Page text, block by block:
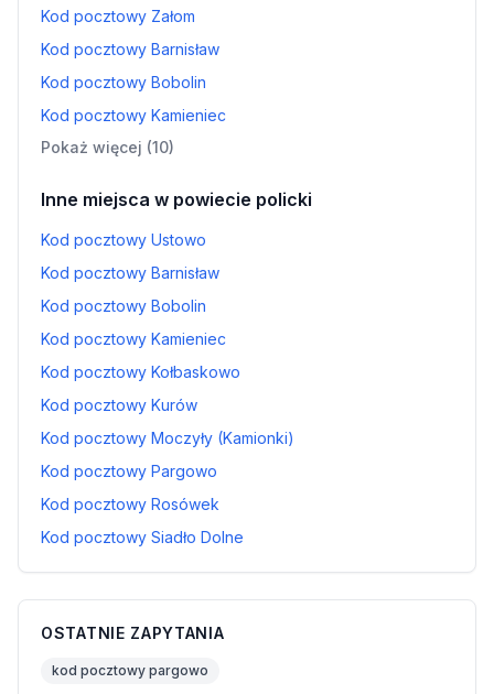
Kod pocztowy Załom
Kod pocztowy Barnisław
Kod pocztowy Bobolin
Kod pocztowy Kamieniec
Pokaż więcej (10)
Inne miejsca w powiecie policki
Kod pocztowy Ustowo
Kod pocztowy Barnisław
Kod pocztowy Bobolin
Kod pocztowy Kamieniec
Kod pocztowy Kołbaskowo
Kod pocztowy Kurów
Kod pocztowy Moczyły (Kamionki)
Kod pocztowy Pargowo
Kod pocztowy Rosówek
Kod pocztowy Siadło Dolne
OSTATNIE ZAPYTANIA
kod pocztowy pargowo